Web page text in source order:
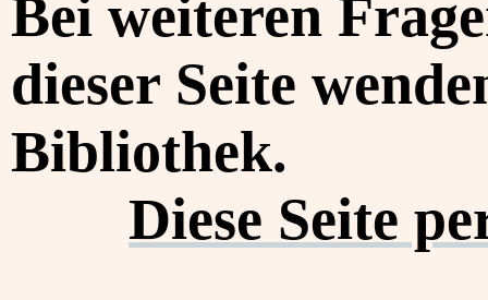
Bei weiteren
dieser Seite
Bibliothek.
Diese Seite